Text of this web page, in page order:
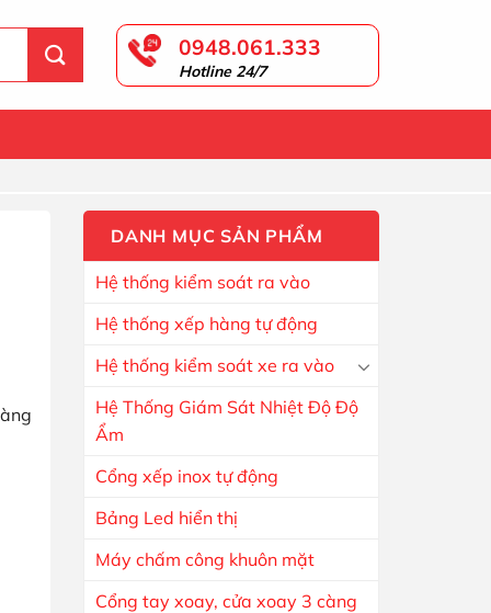
0948.061.333
Hotline 24/7
DANH MỤC SẢN PHẨM
Hệ thống kiểm soát ra vào
Hệ thống xếp hàng tự động
Hệ thống kiểm soát xe ra vào
Hệ Thống Giám Sát Nhiệt Độ Độ
Ẩm
Cổng xếp inox tự động
Bảng Led hiển thị
Máy chấm công khuôn mặt
Cổng tay xoay, cửa xoay 3 càng